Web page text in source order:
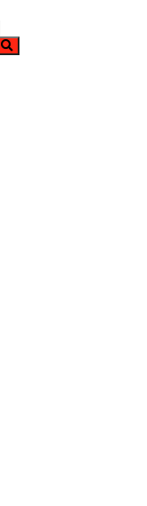
Надым. Ямало-